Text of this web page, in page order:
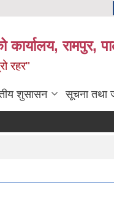
कार्यालय, रामपुर,
रहर"
शुसासन सूचना तथा